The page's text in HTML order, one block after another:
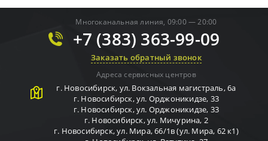
Многоканальная линия, 09:00 — 20:00
+7 (383) 363-99-09
Заказать обратный звонок
Адреса сервисных центров
г. Новосибирск, ул. Вокзальная магистраль, 6а
г. Новосибирск,ул. Орджоникидзе, 33
г. Новосибирск,ул. Орджоникидзе, 33
г. Новосибирск,ул. Мичурина, 2
г. Новосибирск,ул. Мира, 66/1в (ул. Мира, 62 к1)